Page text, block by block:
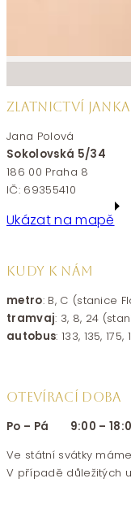
ZLATNICTVÍ JANKA
Jana Polová
Sokolovská 5/34
186 00 Praha 8
IČ: 69355410
Ukázat na mapě
KUDY K NÁM
metro: B, C (stanice
tramvaj: 3, 8, 24
autobus: 133, 135,
OTEVÍRACÍ DOBA
Po – Pá 9:00 –
Ve státní svátky
V případě důležitých